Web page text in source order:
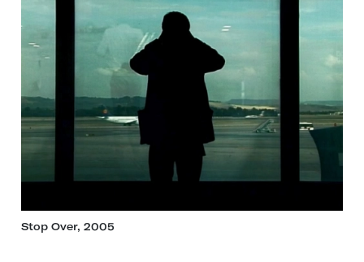
Stop Over, 2005